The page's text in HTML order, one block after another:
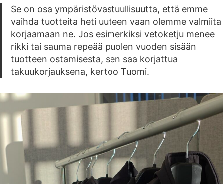
Se on osa ympäristövastuullisuutta, että emme
vaihda tuotteita heti uuteen vaan olemme valmiita
korjaamaan ne. Jos esimerkiksi vetoketju menee
rikki tai sauma repeää puolen vuoden sisään
tuotteen ostamisesta, sen saa korjattua
takuukorjauksena, kertoo Tuomi.